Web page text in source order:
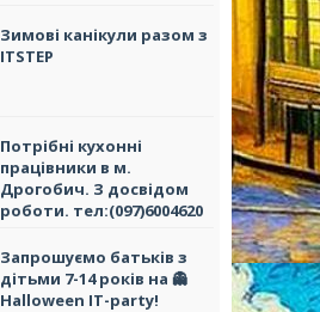
Зимові канікули разом з
ІТSTEP
Потрібні кухонні
працівники в м.
Дрогобич. З досвідом
роботи. тел:(097)6004620
Запрошуємо батьків з
дітьми 7-14 років на 👻
Halloween IT-party!